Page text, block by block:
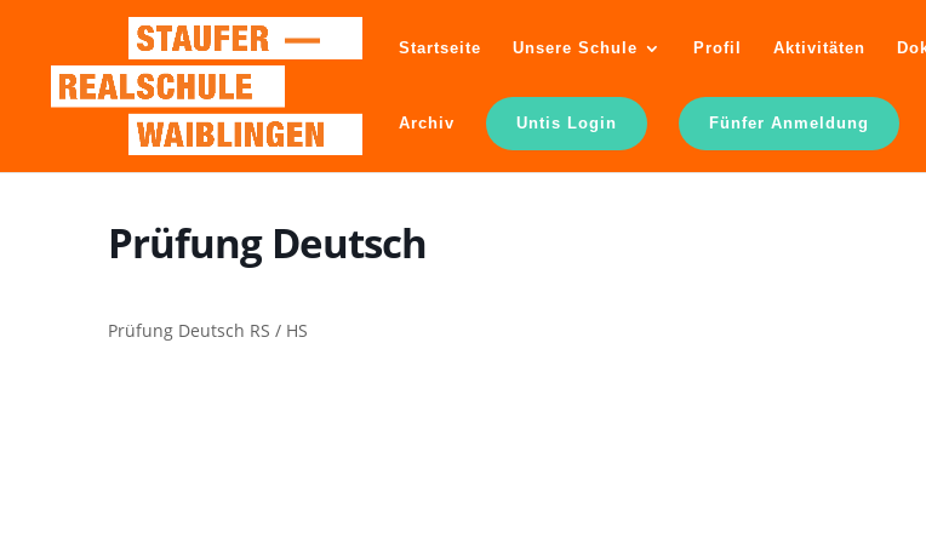
Startseite Unsere Schule Profil Aktivitäten
Archiv Untis Login Fünfer Anmeldung
Prüfung Deutsch
Prüfung Deutsch RS / HS